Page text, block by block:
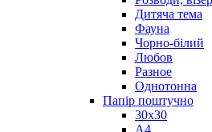
Дитяча тема
Фауна
Чорно-білий
Любов
Разное
Однотонна
Папір поштучно
30х30
А4